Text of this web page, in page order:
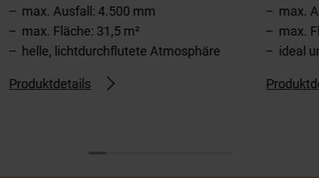
max. Ausfall: 4.500 mm
max. Fläche: 31,5 m²
helle, lichtdurchflutete Atmosphäre
Produktdetails
max.
max.
ideal